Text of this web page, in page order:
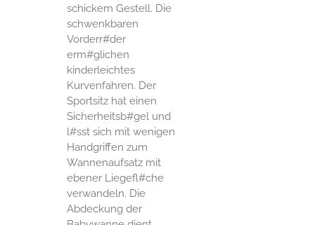
schickem Gestell. Die
schwenkbaren
Vorderr#der
erm#glichen
kinderleichtes
Kurvenfahren. Der
Sportsitz hat einen
Sicherheitsb#gel und
l#sst sich mit wenigen
Handgriffen zum
Wannenaufsatz mit
ebener Liegefl#che
verwandeln. Die
Abdeckung der